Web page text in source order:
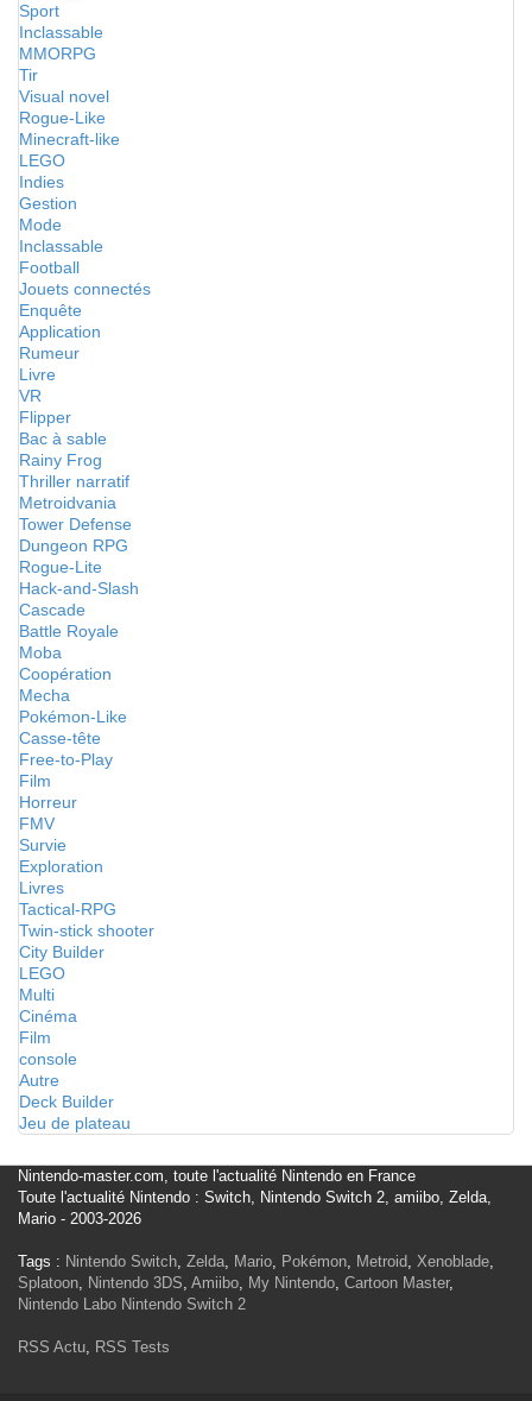
Sport
Inclassable
MMORPG
Tir
Visual novel
Rogue-Like
Minecraft-like
LEGO
Indies
Gestion
Mode
Inclassable
Football
Jouets connectés
Enquête
Application
Rumeur
Livre
VR
Flipper
Bac à sable
Rainy Frog
Thriller narratif
Metroidvania
Tower Defense
Dungeon RPG
Rogue-Lite
Hack-and-Slash
Cascade
Battle Royale
Moba
Coopération
Mecha
Pokémon-Like
Casse-tête
Free-to-Play
Film
Horreur
FMV
Survie
Exploration
Livres
Tactical-RPG
Twin-stick shooter
City Builder
LEGO
Multi
Cinéma
Film
console
Autre
Deck Builder
Jeu de plateau
Nintendo-master.com, toute l'actualité Nintendo en France
Toute l'actualité Nintendo : Switch, Nintendo Switch 2, amiibo, Zelda,
Mario - 2003-2026
Tags : Nintendo Switch, Zelda, Mario, Pokémon, Metroid, Xenoblade,
Splatoon, Nintendo 3DS, Amiibo, My Nintendo, Cartoon Master,
Nintendo Labo Nintendo Switch 2
RSS Actu, RSS Tests